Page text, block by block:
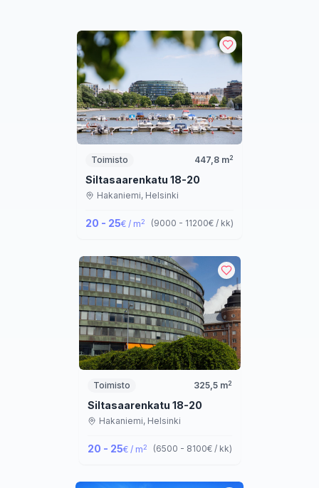
Toimisto 447,8 m2
Siltasaarenkatu 18-20
Hakaniemi, Helsinki
20 - 25€ / m2 (9000 - 11200€ / kk)
Toimisto 325,5m2
Siltasaarenkatu 18-20
Hakaniemi, Helsinki
20 - 25€ / m2 (6500 - 8100€ / kk)